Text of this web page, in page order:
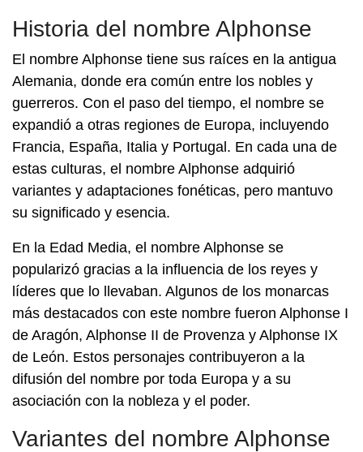
Historia del nombre Alphonse
El nombre Alphonse tiene sus raíces en la antigua
Alemania, donde era común entre los nobles y
guerreros. Con el paso del tiempo, el nombre se
expandió a otras regiones de Europa, incluyendo
Francia, España, Italia y Portugal. En cada una de
estas culturas, el nombre Alphonse adquirió
variantes y adaptaciones fonéticas, pero mantuvo
su significado y esencia.
En la Edad Media, el nombre Alphonse se
popularizó gracias a la influencia de los reyes y
líderes que lo llevaban. Algunos de los monarcas
más destacados con este nombre fueron Alphonse I
de Aragón, Alphonse II de Provenza y Alphonse IX
de León. Estos personajes contribuyeron a la
difusión del nombre por toda Europa y a su
asociación con la nobleza y el poder.
Variantes del nombre Alphonse